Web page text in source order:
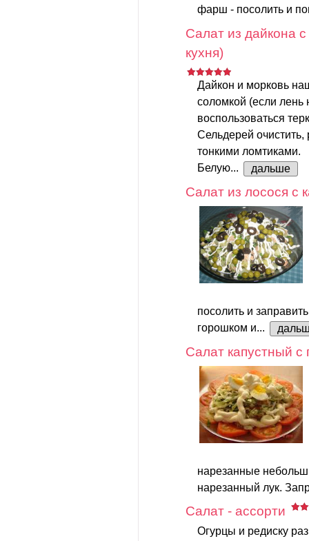
фарш - посолить и
Салат из дайкона
кухня)
Дайкон и морковь
соломкой (если лень
воспользоваться
Сельдерей очистить,
тонкими ломтиками.
Белую...
дальше
Салат из лосося с
посолить и
горошком и...
Салат капустный
нарезанные
нарезанный лук.
Салат - ассорти
Огурцы и редиску